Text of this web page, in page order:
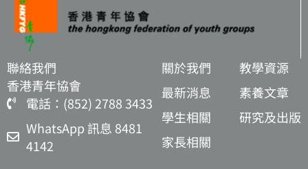
聯絡我們
香港青年協會
電話：(852) 2788 3433
WhatsApp 訊息 8481
4142
關於我們
最新消息
學生相關
家長相關
教學資源
素養文章
研究及出版